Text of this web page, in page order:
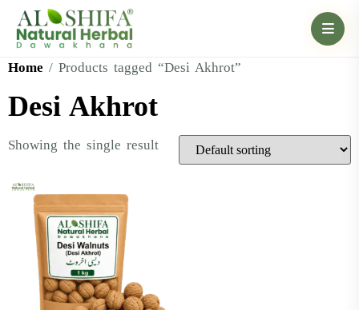
Home / Products tagged “Desi Akhrot”
Desi Akhrot
Showing the single result